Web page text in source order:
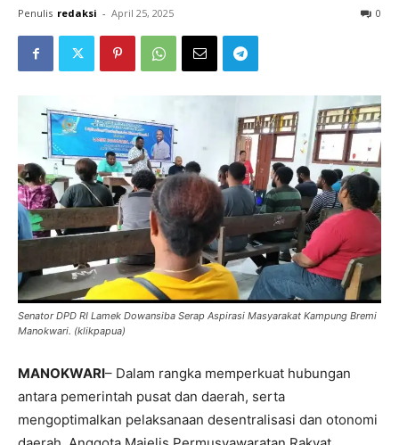
Penulis redaksi - April 25, 2025 0
Senator DPD RI Lamek Dowansiba Serap Aspirasi Masyarakat Kampung Bremi
Manokwari. (klikpapua)
MANOKWARI– Dalam rangka memperkuat hubungan
antara pemerintah pusat dan daerah, serta
mengoptimalkan pelaksanaan desentralisasi dan otonomi